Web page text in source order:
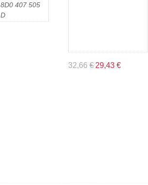
8D0 407 505
D
32,66 € 29,43 €